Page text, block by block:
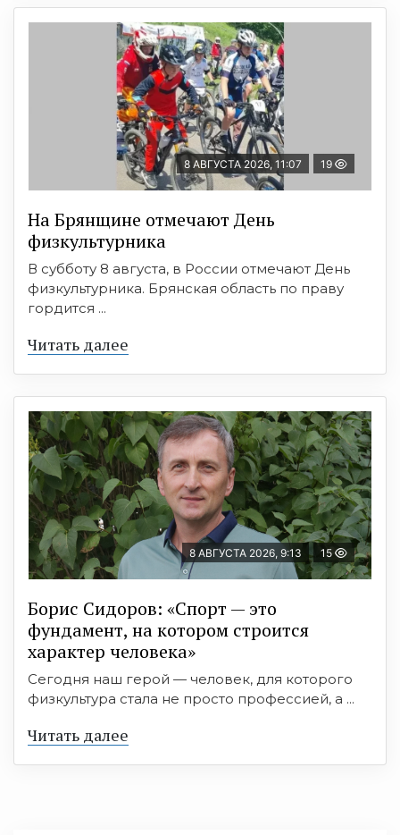
8 АВГУСТА 2026, 11:07 19
На Брянщине отмечают День
физкультурника
В субботу 8 августа, в России отмечают День
физкультурника. Брянская область по праву
гордится ...
Читать далее
8 АВГУСТА 2026, 9:13 15
Борис Сидоров: «Спорт — это
фундамент, на котором строится
характер человека»
Сегодня наш герой — человек, для которого
физкультура стала не просто профессией, а ...
Читать далее